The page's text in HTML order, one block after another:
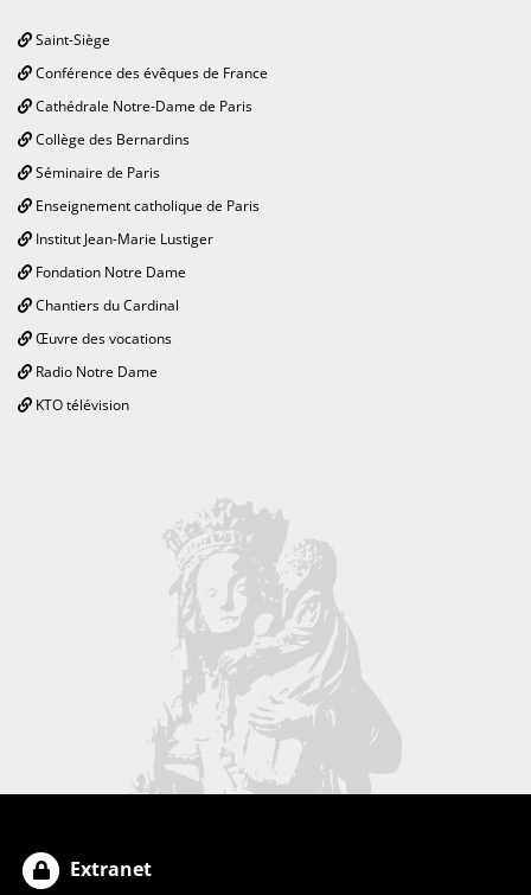
Saint-Siège
Conférence des évêques de France
Cathédrale Notre-Dame de Paris
Collège des Bernardins
Séminaire de Paris
Enseignement catholique de Paris
Institut Jean-Marie Lustiger
Fondation Notre Dame
Chantiers du Cardinal
Œuvre des vocations
Radio Notre Dame
KTO télévision
Extranet